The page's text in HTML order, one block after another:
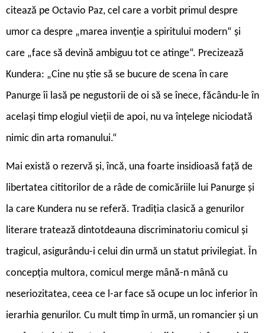
citează pe Octavio Paz, cel care a vorbit primul despre
umor ca despre „marea invenție a spiritului modern“ și
care „face să devină ambiguu tot ce atinge“. Precizează
Kundera: „Cine nu știe să se bucure de scena în care
Panurge îi lasă pe negustorii de oi să se înece, făcându-le în
același timp elogiul vieții de apoi, nu va înțelege niciodată
nimic din arta romanului.“
Mai există o rezervă și, încă, una foarte insidioasă față de
libertatea cititorilor de a râde de comicăriile lui Panurge și
la care Kundera nu se referă. Tradiția clasică a genurilor
literare tratează dintotdeauna discriminatoriu comicul și
tragicul, asigurându-i celui din urmă un statut privilegiat. În
concepția multora, comicul merge mână-n mână cu
neseriozitatea, ceea ce l-ar face să ocupe un loc inferior în
ierarhia genurilor. Cu mult timp în urmă, un romancier și un